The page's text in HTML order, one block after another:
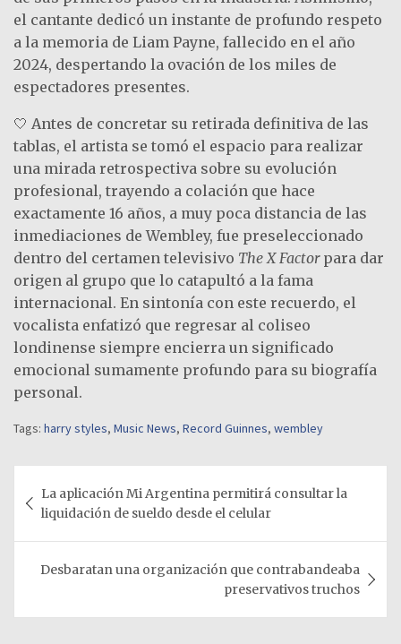
el cantante dedicó un instante de profundo respeto
a la memoria de Liam Payne, fallecido en el año
2024, despertando la ovación de los miles de
espectadores presentes.
🤍 Antes de concretar su retirada definitiva de las
tablas, el artista se tomó el espacio para realizar
una mirada retrospectiva sobre su evolución
profesional, trayendo a colación que hace
exactamente 16 años, a muy poca distancia de las
inmediaciones de Wembley, fue preseleccionado
dentro del certamen televisivo The X Factorpara dar
origen al grupo que lo catapultó a la fama
internacional. En sintonía con este recuerdo, el
vocalista enfatizó que regresar al coliseo
londinense siempre encierra un significado
emocional sumamente profundo para su biografía
personal.
Tags: harry styles, Music News, Record Guinnes, wembley
de
entradas
La aplicación Mi Argentina permitirá consultar la
liquidación de sueldo desde el celular
Desbaratan una organización que contrabandeaba
preservativos truchos